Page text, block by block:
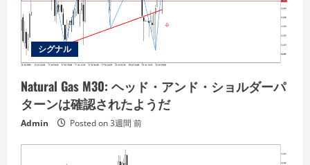
シグナル
Natural Gas M30: ヘッド・アンド・ショルダーパ
ターンは確認されたようだ
Admin Posted on 3週間 前